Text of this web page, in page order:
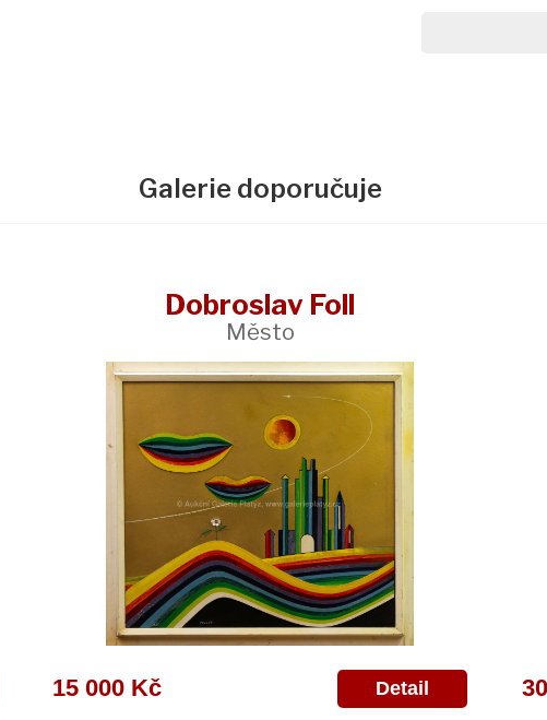
Galerie doporučuje
Dobroslav Foll
Město
15 000 Kč Detail